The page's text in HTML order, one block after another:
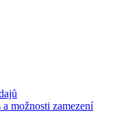
možnosti zamezení